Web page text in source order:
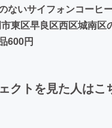
ないサイフォンコーヒ
東区早良区西区城南区
600円
クトを見た人はこ